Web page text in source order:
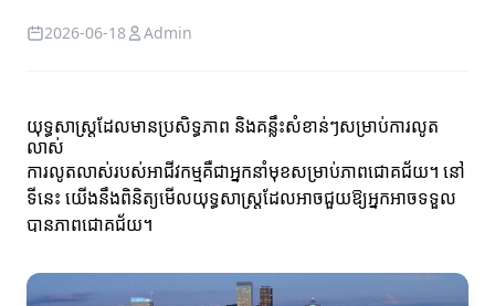
2026-06-18 Admin
យុទ្ធសាស្ត្រដែលមានប្រសិទ្ធភាព និងគន្លឹះសំខាន់ៗសម្រាប់ការលូត
លាស់
ការលូតលាស់របស់អាជីវកម្មគឺជាអ្នកនាំមុខសម្រាប់ភាពជោគជ័យ។ នៅ
ទីនេះ យើងនឹងពិនិត្យមើលយុទ្ធសាស្ត្រដែលអាចជួយឱ្យអ្នកអាចទទួល
បានភាពជោគជ័យ។